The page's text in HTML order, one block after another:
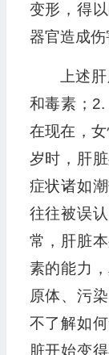
变形，得
器官造成伤
上述
和毒素；2.
在现在，
岁时，肝
症状诸如
往往被误
常，肝脏
素的能力
原体、污
不了解如
脏开始变